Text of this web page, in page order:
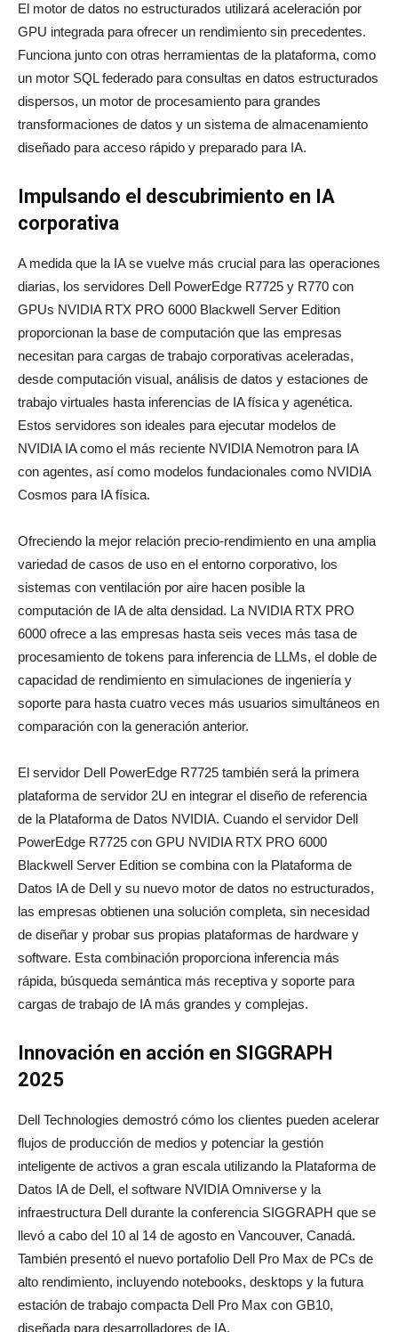
El motor de datos no estructurados utilizará aceleración por
GPU integrada para ofrecer un rendimiento sin precedentes.
Funciona junto con otras herramientas de la plataforma, como
un motor SQL federado para consultas en datos estructurados
dispersos, un motor de procesamiento para grandes
transformaciones de datos y un sistema de almacenamiento
diseñado para acceso rápido y preparado para IA.
Impulsando el descubrimiento en IA
corporativa
A medida que la IA se vuelve más crucial para las operaciones
diarias, los servidores Dell PowerEdge R7725 y R770 con
GPUs NVIDIA RTX PRO 6000 Blackwell Server Edition
proporcionan la base de computación que las empresas
necesitan para cargas de trabajo corporativas aceleradas,
desde computación visual, análisis de datos y estaciones de
trabajo virtuales hasta inferencias de IA física y agenética.
Estos servidores son ideales para ejecutar modelos de
NVIDIA IA como el más reciente NVIDIA Nemotron para IA
con agentes, así como modelos fundacionales como NVIDIA
Cosmos para IA física.
Ofreciendo la mejor relación precio-rendimiento en una amplia
variedad de casos de uso en el entorno corporativo, los
sistemas con ventilación por aire hacen posible la
computación de IA de alta densidad. La NVIDIA RTX PRO
6000 ofrece a las empresas hasta seis veces más tasa de
procesamiento de tokens para inferencia de LLMs, el doble de
capacidad de rendimiento en simulaciones de ingeniería y
soporte para hasta cuatro veces más usuarios simultáneos en
comparación con la generación anterior.
El servidor Dell PowerEdge R7725 también será la primera
plataforma de servidor 2U en integrar el diseño de referencia
de la Plataforma de Datos NVIDIA. Cuando el servidor Dell
PowerEdge R7725 con GPU NVIDIA RTX PRO 6000
Blackwell Server Edition se combina con la Plataforma de
Datos IA de Dell y su nuevo motor de datos no estructurados,
las empresas obtienen una solución completa, sin necesidad
de diseñar y probar sus propias plataformas de hardware y
software. Esta combinación proporciona inferencia más
rápida, búsqueda semántica más receptiva y soporte para
cargas de trabajo de IA más grandes y complejas.
Innovación en acción en SIGGRAPH
2025
Dell Technologies demostró cómo los clientes pueden acelerar
flujos de producción de medios y potenciar la gestión
inteligente de activos a gran escala utilizando la Plataforma de
Datos IA de Dell, el software NVIDIA Omniverse y la
infraestructura Dell durante la conferencia SIGGRAPH que se
llevó a cabo del 10 al 14 de agosto en Vancouver, Canadá.
También presentó el nuevo portafolio Dell Pro Max de PCs de
alto rendimiento, incluyendo notebooks, desktops y la futura
estación de trabajo compacta Dell Pro Max con GB10,
diseñada para desarrolladores de IA.